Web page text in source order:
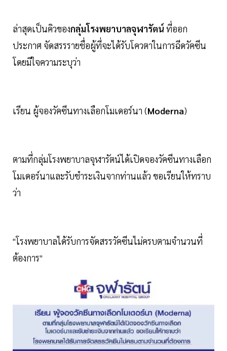
ล่าสุดเป็นคิวของกลุ่มโรงพยาบาลจุฬารัตน์ ที่ออก
ประกาศ จัดสรรรายชื่อผู้ที่จะได้รับโควตาในการฉีดวัคซีน
โดยมีใจความระบุว่า
เรียน ผู้จองวัคซีนทางเลือกโมเดอร์นา (Moderna)
ตามที่กลุ่มโรงพยาบาลจุฬารัตน์ได้เปิดจองวัคซีนทางเลือก
โมเดอร์นาและรับชำระเงินจากท่านแล้ว ขอเรียนให้ทราบ
ว่า
"โรงพยาบาลได้รับการจัดสรรวัคซีนไม่ครบตามจำนวนที่
ต้องการ"